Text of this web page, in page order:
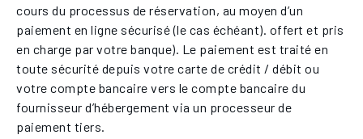
cours du processus de réservation, au moyen d’un
paiement en ligne sécurisé (le cas échéant). offert et pris
en charge par votre banque). Le paiement est traité en
toute sécurité depuis votre carte de crédit / débit ou
votre compte bancaire vers le compte bancaire du
fournisseur d’hébergement via un processeur de
paiement tiers.